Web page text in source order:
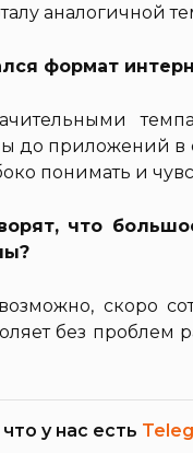
аналогичной
формат
до приложений в
понимать и
что
скоро
без проблем
у нас есть